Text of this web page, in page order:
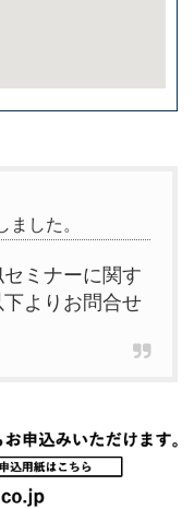
した。
ミナーに関す
よりお問合せ